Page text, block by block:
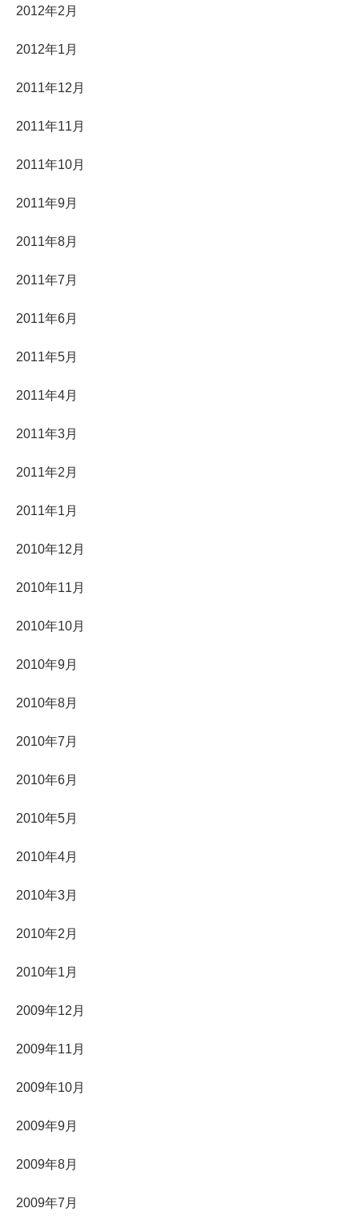
2012年2月
2012年1月
2011年12月
2011年11月
2011年10月
2011年9月
2011年8月
2011年7月
2011年6月
2011年5月
2011年4月
2011年3月
2011年2月
2011年1月
2010年12月
2010年11月
2010年10月
2010年9月
2010年8月
2010年7月
2010年6月
2010年5月
2010年4月
2010年3月
2010年2月
2010年1月
2009年12月
2009年11月
2009年10月
2009年9月
2009年8月
2009年7月